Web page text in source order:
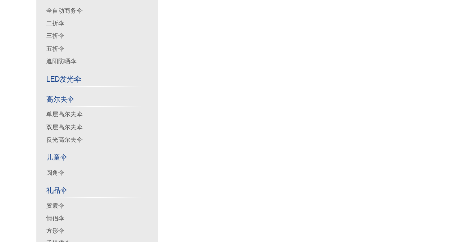
全自动商务伞
二折伞
三折伞
五折伞
遮阳防晒伞
LED发光伞
高尔夫伞
单层高尔夫伞
双层高尔夫伞
反光高尔夫伞
儿童伞
圆角伞
礼品伞
胶囊伞
情侣伞
方形伞